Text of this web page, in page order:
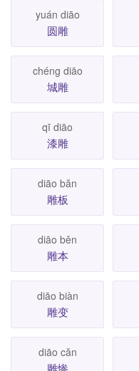
yuán diāo
圆雕
chéng diāo
城雕
qī diāo
漆雕
diāo băn
雕板
diāo běn
雕本
diāo biàn
雕变
diāo căn
雕惨